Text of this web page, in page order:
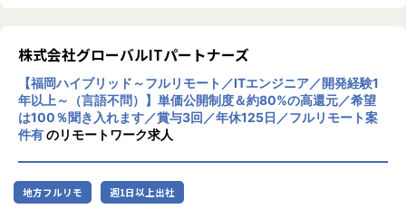
【業務の変更の範囲】
無
品の開発の2つの事業基盤を強化しながら、
新規事業も複数計画しており、「様々な技術
に携わりたい」という方には非常に面白味を
感じられる環境です。
同じ時間を使うなら、ただやる仕事よりも少
しでも
自分から世の中を変えていけるような志事を
株式会社グローバルITパートナーズ
【福岡ハイブリッド～フルリモート／ITエンジニア／開発経験1
年以上～（言語不問）】単価公開制度＆約80%の高還元／希望
は100％聞き入れます／賞与3回／年休125日／フルリモート案
件有のリモートワーク求人
地方フルリモ 週1日以上出社